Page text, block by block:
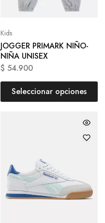
Kids
JOGGER PRIMARK NIÑO-
NIÑA UNISEX
$ 54.900
Seleccionar opciones